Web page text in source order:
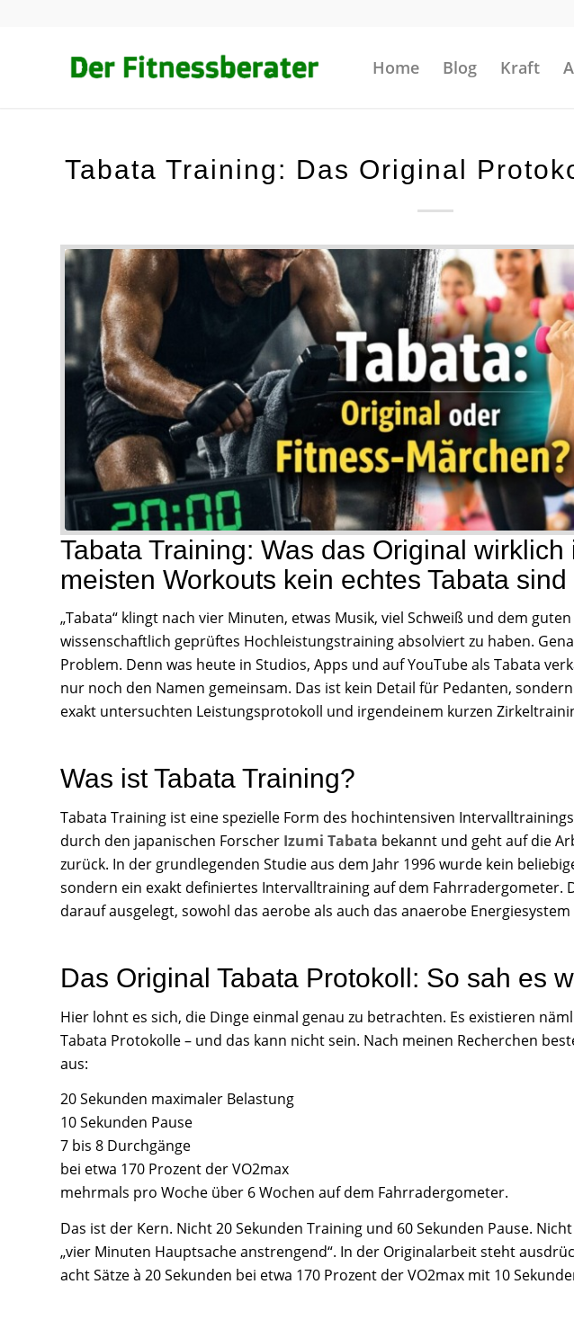
Home Blog Kraft
Tabata Training: Das Original
Tabata Training: Was das Original
meisten Workouts kein echtes Tabata sind
„Tabata“ klingt nach vier Minuten, etwas Musik, viel Schweiß und dem
wissenschaftlich geprüftes Hochleistungstraining absolviert zu haben.
Problem. Denn was heute in Studios, Apps und auf YouTube als Tabata
nur noch den Namen gemeinsam. Das ist kein Detail für Pedanten,
exakt untersuchten Leistungsprotokoll und irgendeinem kurzen
Was ist Tabata Training?
Tabata Training ist eine spezielle Form des hochintensiven
durch den japanischen Forscher Izumi Tabata bekannt und geht auf die
zurück. In der grundlegenden Studie aus dem Jahr 1996 wurde kein
sondern ein exakt definiertes Intervalltraining auf dem Fahrradergometer.
darauf ausgelegt, sowohl das aerobe als auch das anaerobe
Das Original Tabata Protokoll: So sah es
Hier lohnt es sich, die Dinge einmal genau zu betrachten. Es existieren
Tabata Protokolle – und das kann nicht sein. Nach meinen Recherchen
aus:
20 Sekunden maximaler Belastung
10 Sekunden Pause
7 bis 8 Durchgänge
bei etwa 170 Prozent der VO2max
mehrmals pro Woche über 6 Wochen auf dem Fahrradergometer.
Das ist der Kern. Nicht 20 Sekunden Training und 60 Sekunden Pause.
„vier Minuten Hauptsache anstrengend“. In der Originalarbeit steht
acht Sätze à 20 Sekunden bei etwa 170 Prozent der VO2max mit 10